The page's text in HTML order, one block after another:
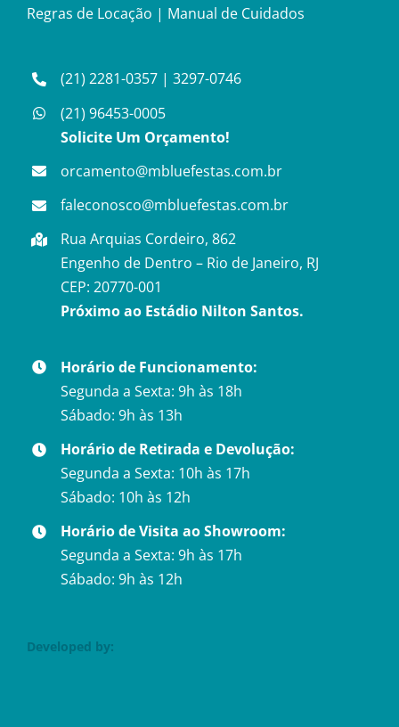
Regras de Locação | Manual de Cuidados
(21) 2281-0357 |3297-0746
(21) 96453-0005
Solicite Um Orçamento!
orcamento@mbluefestas.com.br
faleconosco@mbluefestas.com.br
Rua Arquias Cordeiro, 862
Engenho de Dentro – Rio de Janeiro, RJ
CEP: 20770-001
Próximo ao Estádio Nilton Santos.
Horário de Funcionamento:
Segunda a Sexta: 9h às 18h
Sábado: 9h às 13h
Horário de Retirada e Devolução:
Segunda a Sexta: 10h às 17h
Sábado: 10h às 12h
Horário de Visita ao Showroom:
Segunda a Sexta: 9h às 17h
Sábado: 9h às 12h
Developed by: